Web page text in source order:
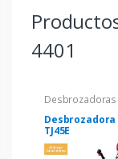
4401
Desbrozadoras
Desbrozadora
TJ45E